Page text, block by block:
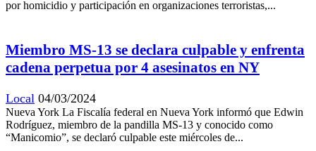
por homicidio y participación en organizaciones terroristas,...
Miembro MS-13 se declara culpable y enfrenta
cadena perpetua por 4 asesinatos en NY
Local 04/03/2024
Nueva York La Fiscalía federal en Nueva York informó que Edwin
Rodríguez, miembro de la pandilla MS-13 y conocido como
“Manicomio”, se declaró culpable este miércoles de...